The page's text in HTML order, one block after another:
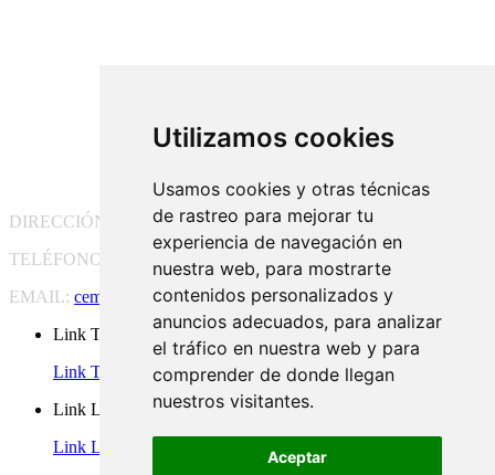
Utilizamos cookies
Usamos cookies y otras técnicas
de rastreo para mejorar tu
experiencia de navegación en
nuestra web, para mostrarte
contenidos personalizados y
anuncios adecuados, para analizar
el tráfico en nuestra web y para
comprender de donde llegan
nuestros visitantes.
Aceptar
DIRECCIÓN:
Pg. Vall d'Hebron, 119-129, 08035 Barcelona
TELÉFONO:
(+34) 93 175 15 55
EMAIL: cem-cat@cem-cat.org
Link Twitter
Link Twitter
Link Linkedin
Link Linkedin